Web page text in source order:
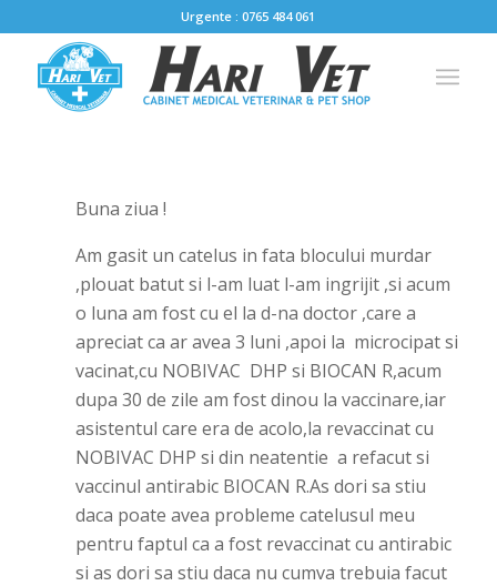
Urgente : 0765 484 061
Buna ziua !
Am gasit un catelus in fata blocului murdar
,plouat batut si l-am luat l-am ingrijit ,si acum
o luna am fost cu el la d-na doctor ,care a
apreciat ca ar avea 3 luni ,apoi la microcipat si
vacinat,cu NOBIVAC DHP si BIOCAN R,acum
dupa 30 de zile am fost dinou la vaccinare,iar
asistentul care era de acolo,la revaccinat cu
NOBIVAC DHP si din neatentie a refacut si
vaccinul antirabic BIOCAN R.As dori sa stiu
daca poate avea probleme catelusul meu
pentru faptul ca a fost revaccinat cu antirabic
si as dori sa stiu daca nu cumva trebuia facut